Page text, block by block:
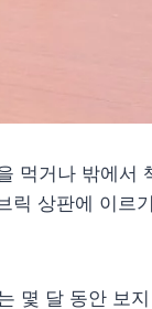
먹거나 밖에서
릭 상판에 이르
몇 달 동안 보